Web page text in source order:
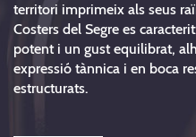
territori imprimeix als seus
Costers del Segre es
potent i un gust equilibrat,
expressió tànnica i en boca
estructurats.